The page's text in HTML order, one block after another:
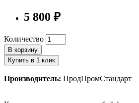
5 800 ₽
Количество
В корзину
Купить в 1 клик
Производитель: ПродПромСтандарт